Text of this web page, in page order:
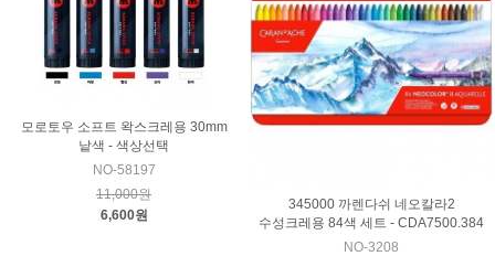
모로토우 소프트 왁스크레용 30mm
낱색 - 색상선택
NO-58197
11,000원
6,600원
345000 까렌다쉬 네오칼라2
수성크레용 84색 세트 - CDA7500.384
NO-3208